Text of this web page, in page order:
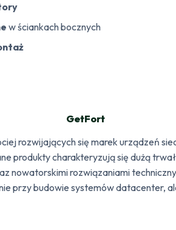
w ściankach bocznych
GetFort
rozwijających się marek urządzeń
produkty charakteryzują się dużą
nowatorskimi rozwiązaniami
przy budowie systemów datacenter,